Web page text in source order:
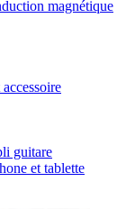
magnétique
guitare
et tablette